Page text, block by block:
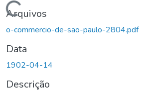
Carregando...
Arquivos
o-commercio-de-sao-paulo-2804.pdf
Data
1902-04-14
Descrição